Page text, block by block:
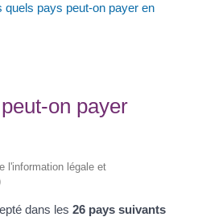
quels pays peut-on payer en
on payer
l'information légale et
dans les26 pays suivants